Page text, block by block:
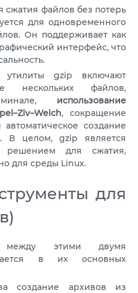
сжатия файлов без потерь
для одновременного
Он поддерживает как
интерфейс, что
утилиты gzip включают
нескольких файлов,
использование
, сокращение
создание
В целом, gzip является
для сжатия,
для среды Linux.
для
между этими двумя
в их основных
создание архивов из